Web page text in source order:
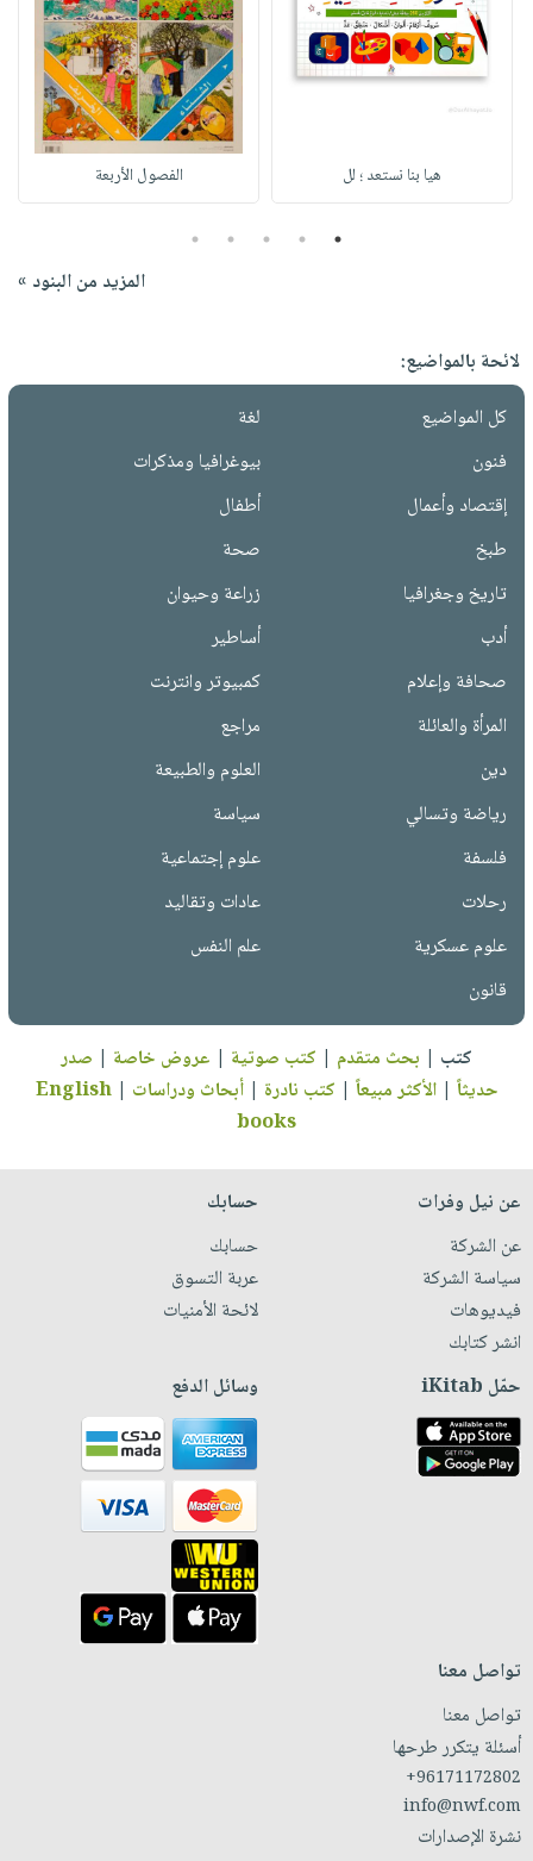
هيا بنا نستعد ؛ لل الفصول الأربعة
1
2
3
4
5
المزيد من البنود »
لائحة بالمواضيع:
كل المواضيع
لغة
فنون
بيوغرافيا ومذكرات
إقتصاد وأعمال
أطفال
طبخ
صحة
تاريخ وجغرافيا
زراعة وحيوان
أدب
أساطير
صحافة وإعلام
كمبيوتر وانترنت
المرأة والعائلة
مراجع
دين
العلوم والطبيعة
رياضة وتسالي
سياسة
فلسفة
علوم إجتماعية
رحلات
عادات وتقاليد
علوم عسكرية
علم النفس
قانون
كتب | بحث متقدم | كتب صوتية | عروض خاصة | صدر
حديثاً |الأكثر مبيعاً | كتب نادرة |أبحاث ودراسات |
English
books
عن نيل وفرات
عن الشركة
سياسة الشركة
فيديوهات
انشر كتابك
حسابك
حسابك
عربة التسوق
لائحة الأمنيات
حمّل iKitab وسائل الدفع
تواصل معنا
تواصل معنا
أسئلة يتكرر طرحها
+96171172802
info@nwf.com
نشرة الإصدارات